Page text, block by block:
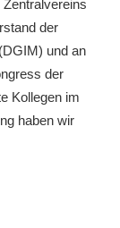
der
und an
der
Kollegen im
haben wir